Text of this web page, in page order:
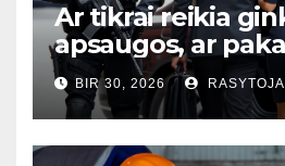
Ar tikrai reikia
apsaugos, ar
išmaniųjų
BIR 30, 2026